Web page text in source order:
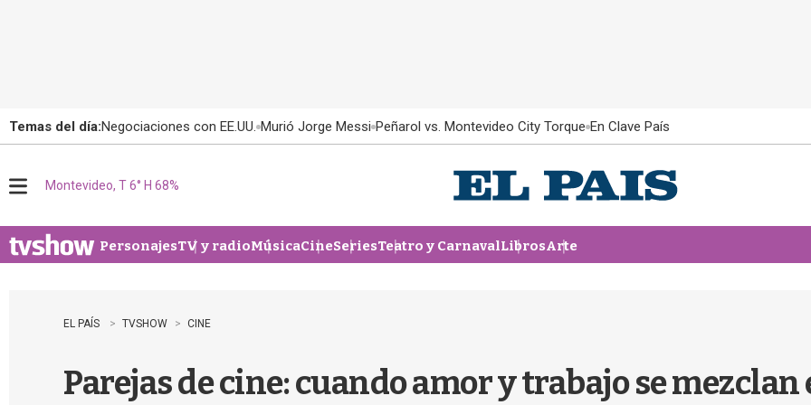
Temas del día:Negociaciones con EE.UU. Murió Jorge Messi Peñarol vs. Montevideo City Torque En Clave País
u
Montevideo, T 6° H 68%
PersonajesTV y radioMúsicaCineSeriesTeatro y CarnavalLibrosArte
EL PAÍS TVSHOW CINE
Parejas de cine: cuando amor y trabajo se mezclan